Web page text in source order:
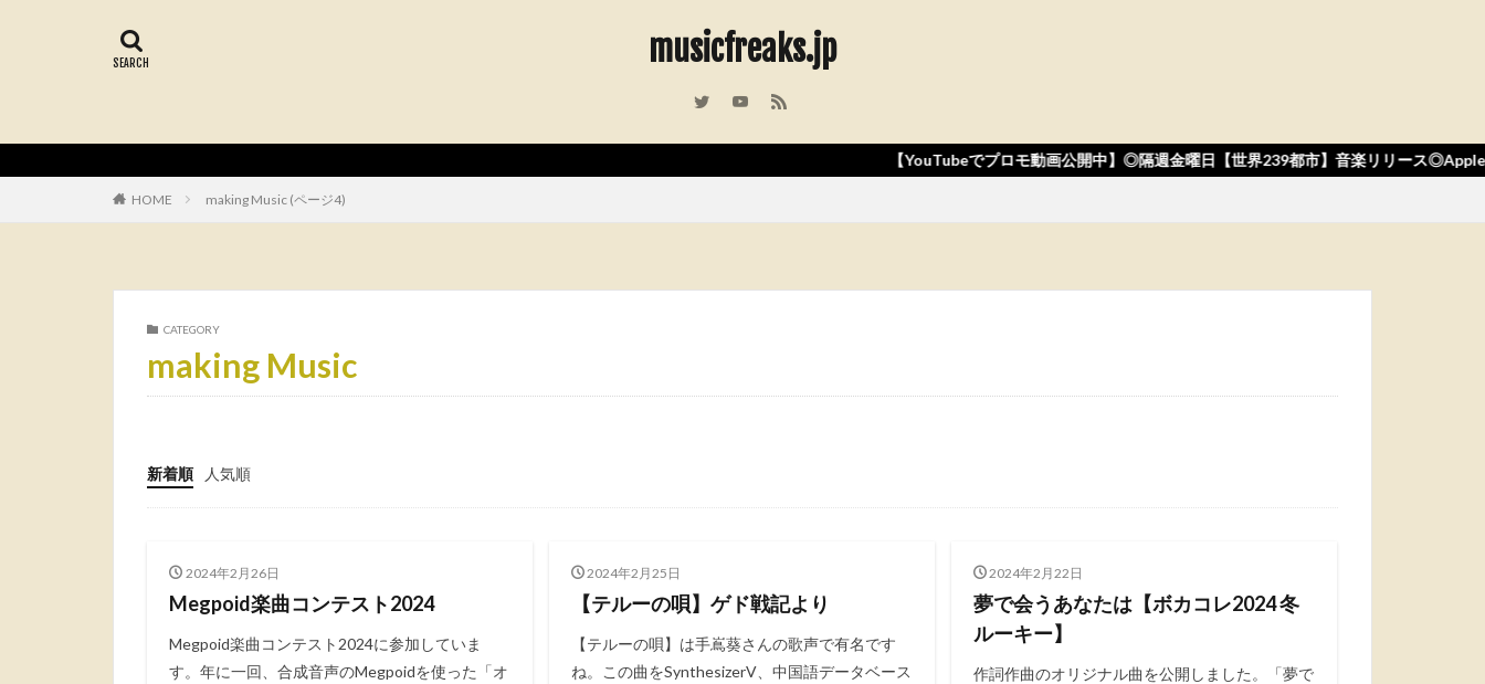
musicfreaks.jp
【YouTubeでプロモ動画公開中】◎隔週金曜日【世界239都市】音楽リリース◎Apple
HOME making Music (ページ4)
CATEGORY
making Music
新着順 人気順
2024年2月26日
Megpoid楽曲コンテスト2024
Megpoid楽曲コンテスト2024に参加していま
す。年に一回、合成音声のMegpoidを使った「オ
2024年2月25日
【テルーの唄】ゲド戦記より
【テルーの唄】は手嶌葵さんの歌声で有名です
ね。この曲をSynthesizerV、中国語データベース
2024年2月22日
夢で会うあなたは【ボカコレ2024 冬
ルーキー】
作詞作曲のオリジナル曲を公開しました。「夢で